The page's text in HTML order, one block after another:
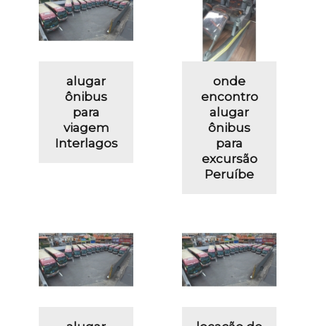
alugar
ônibus
para
viagem
Interlagos
onde
encontro
alugar
ônibus
para
excursão
Peruíbe